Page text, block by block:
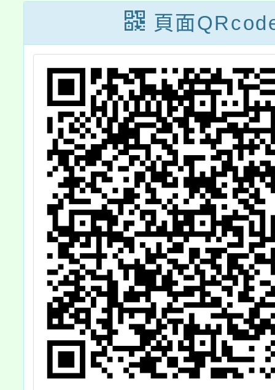
螢幕背後的人是
誰？-青少年網路
交友詐騙」專
題，歡迎一起關
心了解，敬請 查
照。
頁面